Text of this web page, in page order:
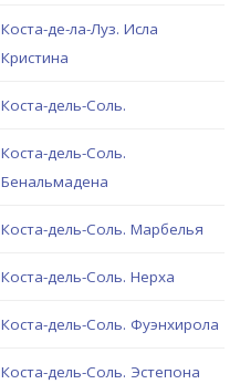
Коста-де-ла-Луз. Исла
Кристина
Коста-дель-Соль.
Коста-дель-Соль.
Бенальмадена
Коста-дель-Соль. Марбелья
Коста-дель-Соль. Нерха
Коста-дель-Соль. Фуэнхирола
Коста-дель-Соль. Эстепона